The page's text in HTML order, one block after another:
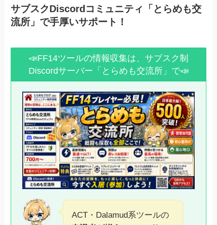
サブスクDiscordコミュニティ「とらめも交
流所」で手厚いサポート！
📣FF14ツールの情報収集は、サブスク制
Discordサーバー「とらめも交流所」で📣
ACT・Dalamud系ツールの